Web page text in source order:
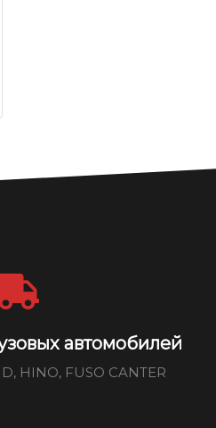
автомобилей
HINO, FUSO CANTER